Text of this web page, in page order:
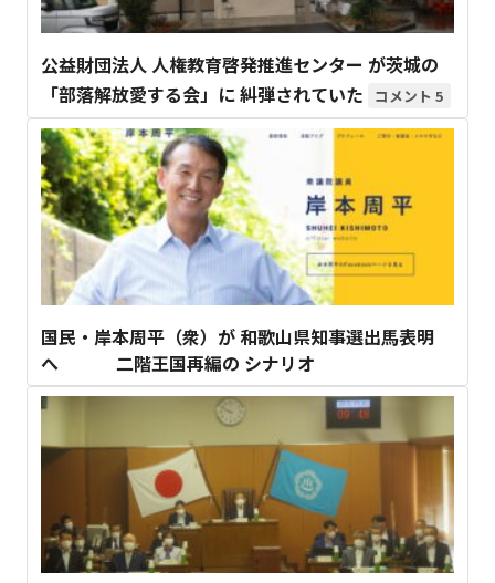
公益財団法人 人権教育啓発推進センター が茨城の
「部落解放愛する会」に 糾弾されていた
5
国民・岸本周平（衆）が 和歌山県知事選出馬表明
へ 二階王国再編の シナリオ